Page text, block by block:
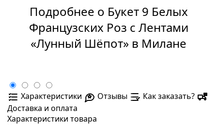
Подробнее о Букет 9 Белых
Французских Роз с Лентами
«Лунный Шёпот» в Милане
Характеристики Отзывы
Как заказать?
Доставка и оплата
Характеристики товара